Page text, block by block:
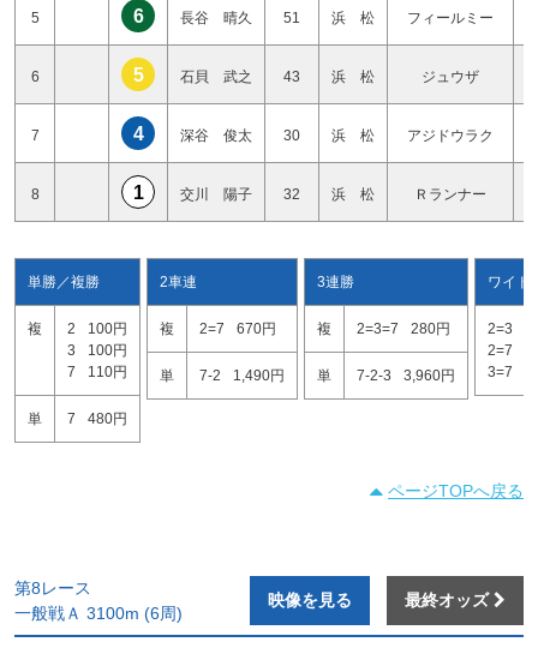
5 6 長谷 晴久 51 浜 松 フィールミー
6 5 石貝 武之 43 浜 松 ジュウザ
7 4 深谷 俊太 30 浜 松 アジドウラク
8 1 交川 陽子 32 浜 松 Ｒランナー
単勝／複勝
複 2
100円
3
100円
7
110円
単 7 480円
2車連
複 2=7 670円
単 7-2 1,490円
3連勝
複 2=3=7 280円
単 7-2-3 3,960円
ワイド
2=3
2=7
3=7
ページTOPへ戻る
第8レース
一般戦Ａ 3100m (6周)
映像を見る 最終オッズ